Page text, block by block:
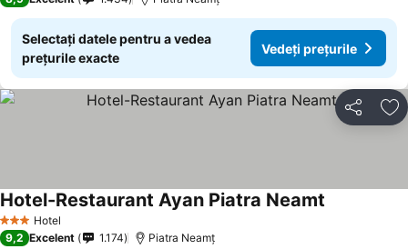
Selectați datele pentru a vedea
prețurile exacte
Vedeți prețurile
Distribuiți
3 SteleHotel
Hotel-Restaurant Ayan Piatra Neamt
9,2 Excelent 1.174 Piatra Neamț